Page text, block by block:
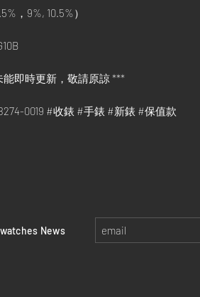
，9%, 10.5%）
即時更新，敬請原諒 ***
0019 #收錶 #手錶 #新錶 #保值款
News